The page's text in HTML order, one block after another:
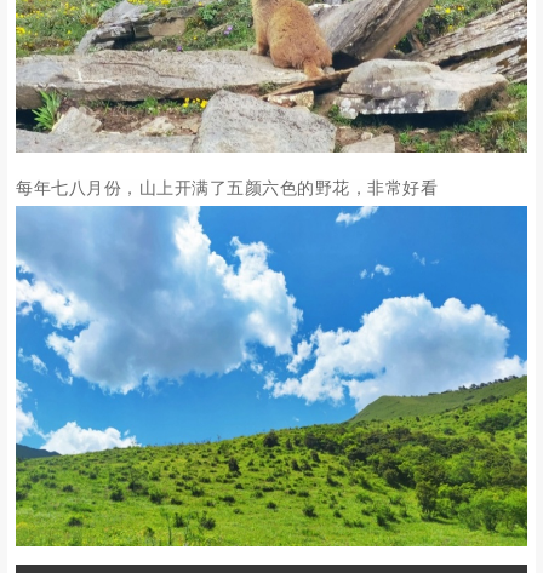
每年七八月份，山上开满了五颜六色的野花，非常好看